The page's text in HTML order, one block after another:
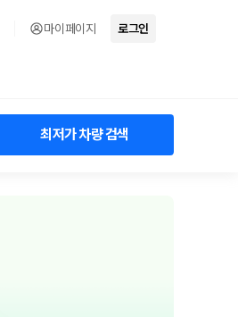
마이페이지 로그인
최저가 차량 검색